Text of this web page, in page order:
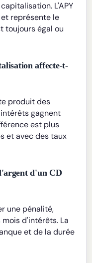
L'APY
représente le
toujours égal ou
affecte-t-
produit des
gagnent
est plus
et avec des taux
d'un CD
une pénalité,
d'intérêts. La
et de la durée